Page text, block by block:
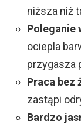
niższa niż
Poleganie
ociepla
przygasza
Praca bez
zastąpi
Bardzo